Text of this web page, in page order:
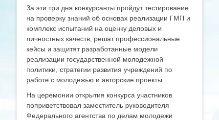
За эти три дня конкурсанты пройдут тестирование
на проверку знаний об основах реализации ГМП и
комплекс испытаний на оценку деловых и
личностных качеств, решат профессиональные
кейсы и защитят разработанные модели
реализации государственной молодежной
политики, стратегии развития учреждений по
работе с молодежью и авторские проекты.
На церемонии открытия конкурса участников
поприветствовал заместитель руководителя
Федерального агентства по делам молодежи